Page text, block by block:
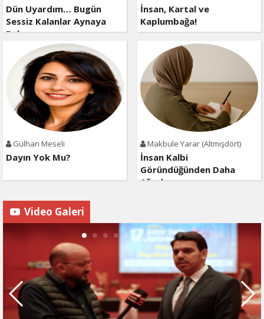
Dün Uyardım… Bugün
Sessiz Kalanlar Aynaya
Baksın
İnsan, Kartal ve
Kaplumbağa!
Gülhan Meseli
Dayın Yok Mu?
Makbule Yarar (Altmışdört)
İnsan Kalbi
Göründüğünden Daha
Ağırdır
Video Galeri